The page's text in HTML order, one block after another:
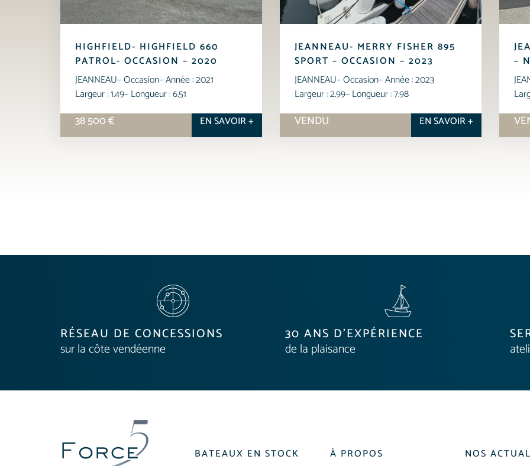
HIGHFIELD- HIGHFIELD 660
PATROL- OCCASION – 2020
JEANNEAU– Occasion– Année : 2021
Largeur : 1.49– Longueur : 6.51
38 500 € EN SAVOIR +
JEANNEAU- MERRY FISHER 895
SPORT – OCCASION – 2023
JEANNEAU– Occasion– Année : 2023
Largeur : 2.99– Longueur : 7.98
VENDU EN SAVOIR +
–
RÉSEAU DE CONCESSIONS
sur la côte vendéenne
30 ANS D'EXPÉRIENCE
de la plaisance
BATEAUX EN STOCK
À PROPOS
NOS